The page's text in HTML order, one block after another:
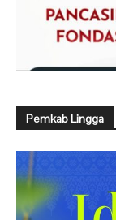
Pemkab Lingga